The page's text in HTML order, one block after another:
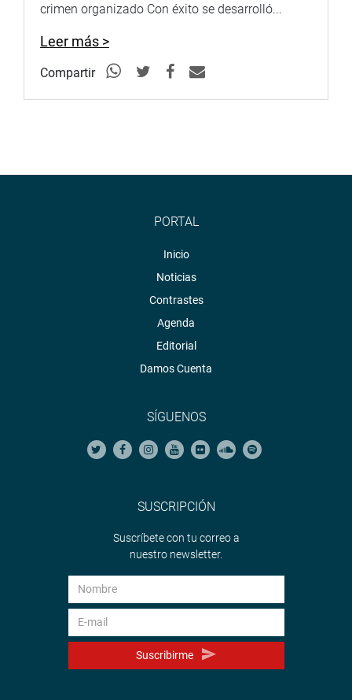
crimen organizado Con éxito se desarrolló...
Leer más >
Compartir
PORTAL
Inicio
Noticias
Contrastes
Agenda
Editorial
Damos Cuenta
SÍGUENOS
SUSCRIPCIÓN
Suscríbete con tu correo a
nuestro newsletter.
Suscribirme